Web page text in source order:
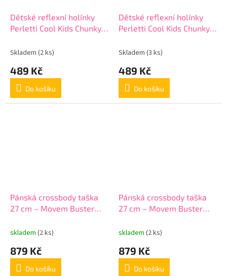
Dětské reflexní holínky
Perletti Cool Kids Chunky,
Skladem (2 ks)
489 Kč
Do košíku
Dětské reflexní holínky
Perletti Cool Kids Chunky,
Skladem (3 ks)
489 Kč
Do košíku
Pánská crossbody taška
27 cm – Movem Buster
skladem (2 ks)
879 Kč
Do košíku
Pánská crossbody taška
27 cm – Movem Buster
skladem (2 ks)
879 Kč
Do košíku